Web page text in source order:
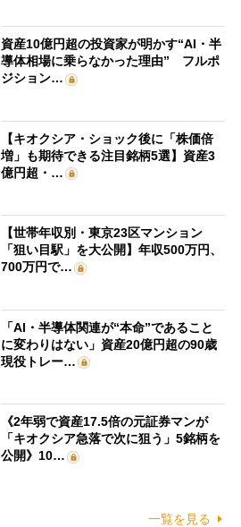
資産10億円超の投資家が明かす“AI・半
導体相場に乗らなかった理由” フルポ
ジション…
【キオクシア・ショック後に「株価倍
増」も期待できる注目銘柄5選】資産3
億円超・…
【世帯年収別・東京23区マンション
「狙い目駅」を大公開】年収500万円、
700万円で…
「AI・半導体関連が“本命”であること
に変わりはない」資産20億円超の90歳
現役トレー…
《2年弱で資産17.5倍の元証券マンが
「キオクシア急落で次に狙う」5銘柄を
公開》10…
一覧を見る